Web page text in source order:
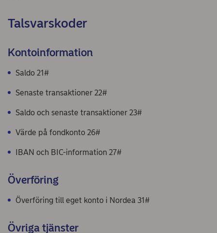
Talsvarskoder
Kontoinformation
Saldo 21#
Senaste transaktioner 22#
Saldo och senaste transaktioner 23#
Värde på fondkonto 26#
IBAN och BIC-information 27#
Överföring
Överföring till eget konto i Nordea 31#
Övriga tjänster